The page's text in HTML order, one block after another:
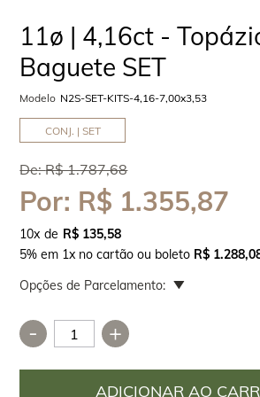
11ø | 4,16ct -
Baguete SET
Modelo N2S-SET-KITS-4,16-7,00x3,53
CONJ. | SET
De:R$ 1.787,68
Por: R$ 1.355,87
10x
R$ 135,58
5% em 1x no cartão ou boleto R$
Opções de Parcelamento:
- +